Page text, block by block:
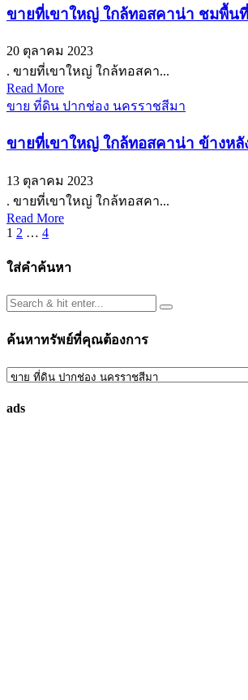
ขายที่เขาใหญ่ ใกล้ทอสคาน่า ชมพื้นที่
20 ตุลาคม 2023
. ขายที่เขาใหญ่ ใกล้ทอสคา...
Read More
ขาย ที่ดิน ปากช่อง นครราชสีมา
ขายที่เขาใหญ่ ใกล้ทอสคาน่า ข้างหลั
13 ตุลาคม 2023
. ขายที่เขาใหญ่ ใกล้ทอสคา...
Read More
Posts
pagination
1 2 … 4
ใส่คำค้นหา
ค้นหาทรัพย์ที่คุณต้องการ
ค้นหา
ที่
ads